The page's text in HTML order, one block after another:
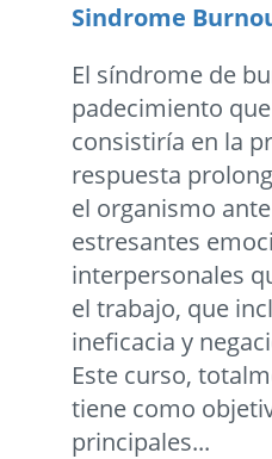
Sindrome
El síndrome de
padecimiento
consistiría en la
respuesta
el organismo
estresantes
interpersonales
el trabajo, que
ineficacia y
Este curso,
tiene como
principales...